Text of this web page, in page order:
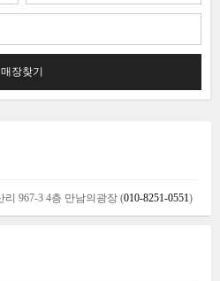
매장찾기
967-3 4층 만남의광장 (010-8251-0551)